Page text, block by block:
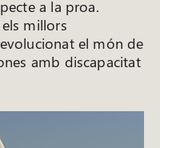
a la proa.
millors
el món de
amb discapacitat